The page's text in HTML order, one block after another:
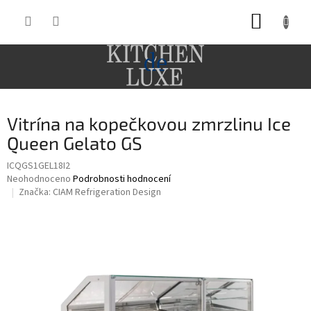
Vitrína na kopečkovou zmrzlinu Ice
Queen Gelato GS
ICQGS1GEL18I2
Průměrné
hodnocení
Neohodnoceno Podrobnosti hodnocení
Značka: CIAM Refrigeration Design